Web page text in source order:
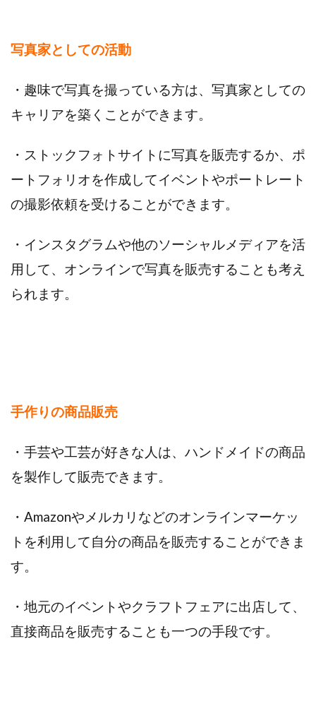
写真家としての活動
・趣味で写真を撮っている方は、写真家としての
キャリアを築くことができます。
・ストックフォトサイトに写真を販売するか、ポ
ートフォリオを作成してイベントやポートレート
の撮影依頼を受けることができます。
・インスタグラムや他のソーシャルメディアを活
用して、オンラインで写真を販売することも考え
られます。
手作りの商品販売
・手芸や工芸が好きな人は、ハンドメイドの商品
を製作して販売できます。
・Amazonやメルカリなどのオンラインマーケッ
トを利用して自分の商品を販売することができま
す。
・地元のイベントやクラフトフェアに出店して、
直接商品を販売することも一つの手段です。